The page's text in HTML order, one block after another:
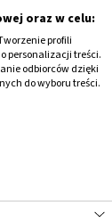
oraz w celu:
profili
personalizacji treści.
odbiorców dzięki
do wyboru treści.